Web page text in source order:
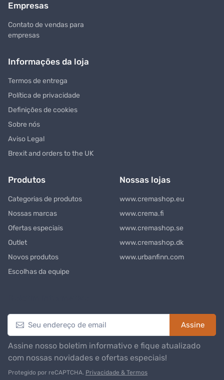
Empresas
Contato de vendas para
empresas
Informações da loja
Termos de entrega
Política de privacidade
Definições de cookies
Sobre nós
Aviso Legal
Brexit and orders to the UK
Produtos
Categorias de produtos
Nossas marcas
Ofertas especiais
Outlet
Novos produtos
Escolhas da equipe
Nossas lojas
www.cremashop.eu
www.crema.fi
www.cremashop.se
www.cremashop.dk
www.urbanfinn.com
Assine
Assine nosso boletim informativo e fique atualizado
com nossas novidades e ofertas especiais!
Protegido por reCAPTCHA. Privacidade & Termos